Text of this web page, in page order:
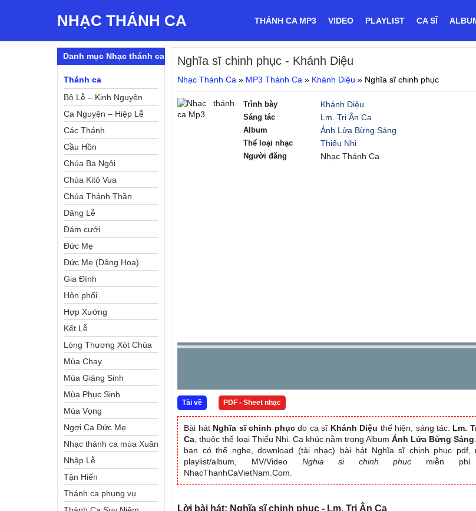
NHẠC THÁNH CA THÁNH CA MP3 VIDEO PLAYLIST CA SĨ
Nghĩa sĩ chinh phục - Khánh Diệu
Nhạc Thánh Ca » MP3 Thánh Ca » Khánh Diệu » Nghĩa sĩ chinh phục
Trình bày Khánh Diệu
Sáng tác Lm. Tri Ân Ca
Album Ánh Lửa Bừng Sáng
Thể loại nhạc Thiếu Nhi
Người đăng Nhạc Thánh Ca
Tải về PDF - Sheet nhạc
Bài hát Nghĩa sĩ chinh phụcdo ca sĩ Khánh Diệu thể hiện, sáng tác: Lm.
Ca , thuộc thể loại Thiếu Nhi. Ca khúc nằm trong AlbumÁnh Lửa Bừng Sáng
bạn có thể nghe, download (tải nhạc) bài hát Nghĩa sĩ chinh phục pdf,
playlist/album, MV/Video Nghia si chinh phuc miễn phí
NhacThanhCaVietNam.Com.
Lời bài hát: Nghĩa sĩ chinh phục - Lm. Tri Ân Ca
Danh mục Nhạc thánh ca
Thánh ca
Bộ Lễ – Kinh Nguyện
Ca Nguyện – Hiệp Lễ
Các Thánh
Cầu Hồn
Chúa Ba Ngôi
Chúa Kitô Vua
Chúa Thánh Thần
Dâng Lễ
Đám cưới
Đức Mẹ
Đức Mẹ (Dâng Hoa)
Gia Đình
Hôn phối
Hợp Xướng
Kết Lễ
Lòng Thương Xót Chúa
Mùa Chay
Mùa Giáng Sinh
Mùa Phục Sinh
Mùa Vọng
Ngợi Ca Đức Mẹ
Nhạc thánh ca mùa Xuân
Nhập Lễ
Tận Hiến
Thánh ca phụng vụ